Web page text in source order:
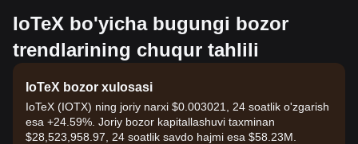
IoTeX bo'yicha bugungi bozor
trendlarining chuqur tahlili
IoTeX bozor xulosasi
IoTeX (IOTX) ning joriy narxi $0.003021, 24 soatlik o'zgarish
esa +24.59%. Joriy bozor kapitallashuvi taxminan
$28,523,958.97, 24 soatlik savdo hajmi esa $58.23M.